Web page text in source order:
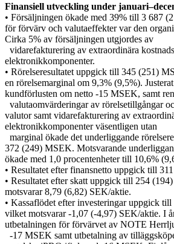
Finansiell utveckling under
• Försäljningen ökade med 39% till 3 687
för förvärv och valutaeffekter var den
Cirka 5% av försäljningen utgjordes av
vidarefakturering av extraordinära
elektronikkomponenter.
• Rörelseresultatet uppgick till 345 (251)
en rörelsemarginal om 9,3% (9,5%).
kundförlusten om netto -15 MSEK, samt
valutaomvärderingar av rörelsetillgångar
valutor samt vidarefakturering av
elektronikkomponenter väsentligen utan
marginal ökade det underliggande
372 (249) MSEK. Motsvarande
ökade med 1,0 procentenheter till 10,6%
• Resultatet efter finansnetto uppgick till
• Resultatet efter skatt uppgick till 254
motsvarar 8,79 (6,82) SEK/aktie.
• Kassaflödet efter investeringar uppgick
vilket motsvarar -1,07 (-4,97) SEK/aktie. I
utbetalningen för förvärvet av NOTE
-17 MSEK samt utbetalning av